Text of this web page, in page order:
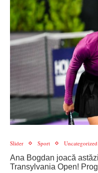
Slider Sport Uncategorized
Ana Bogdan joacă
Transylvania Open!